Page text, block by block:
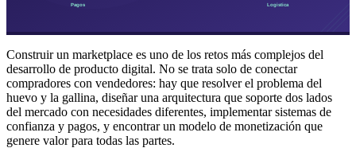
Construir un marketplace es uno de los retos más complejos del
desarrollo de producto digital. No se trata solo de conectar
compradores con vendedores: hay que resolver el problema del
huevo y la gallina, diseñar una arquitectura que soporte dos lados
del mercado con necesidades diferentes, implementar sistemas de
confianza y pagos, y encontrar un modelo de monetización que
genere valor para todas las partes.